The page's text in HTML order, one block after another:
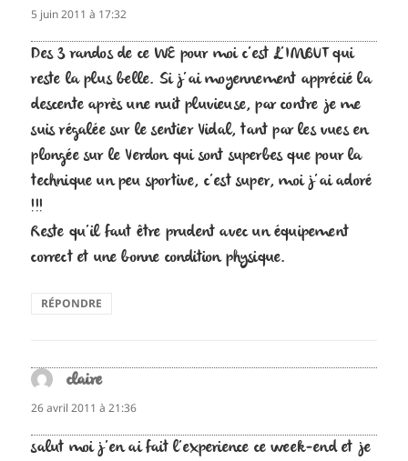
5 juin 2011 à 17:32
Des 3 randos de ce WE pour moi c’est L’IMBUT qui
reste la plus belle. Si j’ai moyennement apprécié la
descente après une nuit pluvieuse, par contre je me
suis régalée sur le sentier Vidal, tant par les vues en
plongée sur le Verdon qui sont superbes que pour la
technique un peu sportive, c’est super, moi j’ai adoré
!!!
Reste qu’il faut être prudent avec un équipement
correct et une bonne condition physique.
RÉPONDRE
clairedit :
26 avril 2011 à 21:36
salut moi j’en ai fait l’experience ce week-end et je